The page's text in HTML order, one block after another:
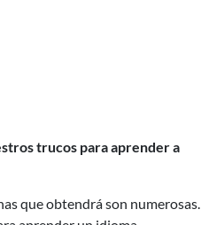
trucos para aprender a
que obtendrá son numerosas.